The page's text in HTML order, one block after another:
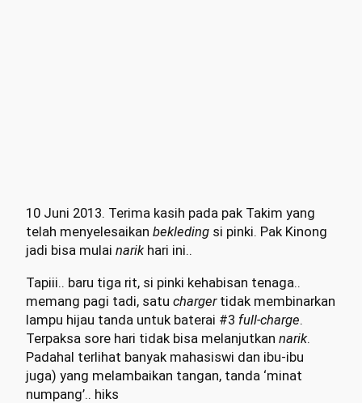
10 Juni 2013. Terima kasih pada pak Takim yang
telah menyelesaikan bekleding si pinki. Pak Kinong
jadi bisa mulai narikhari ini..
Tapiii.. baru tiga rit, si pinki kehabisan tenaga..
memang pagi tadi, satu chargertidak membinarkan
lampu hijau tanda untuk baterai #3 full-charge.
Terpaksa sore hari tidak bisa melanjutkan narik.
Padahal terlihat banyak mahasiswi dan ibu-ibu
juga) yang melambaikan tangan, tanda ‘minat
numpang’.. hiks